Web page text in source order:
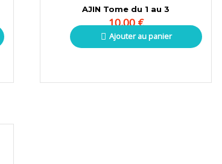
AJIN Tome du 1 au 3
10,00€
Ajouter au panier